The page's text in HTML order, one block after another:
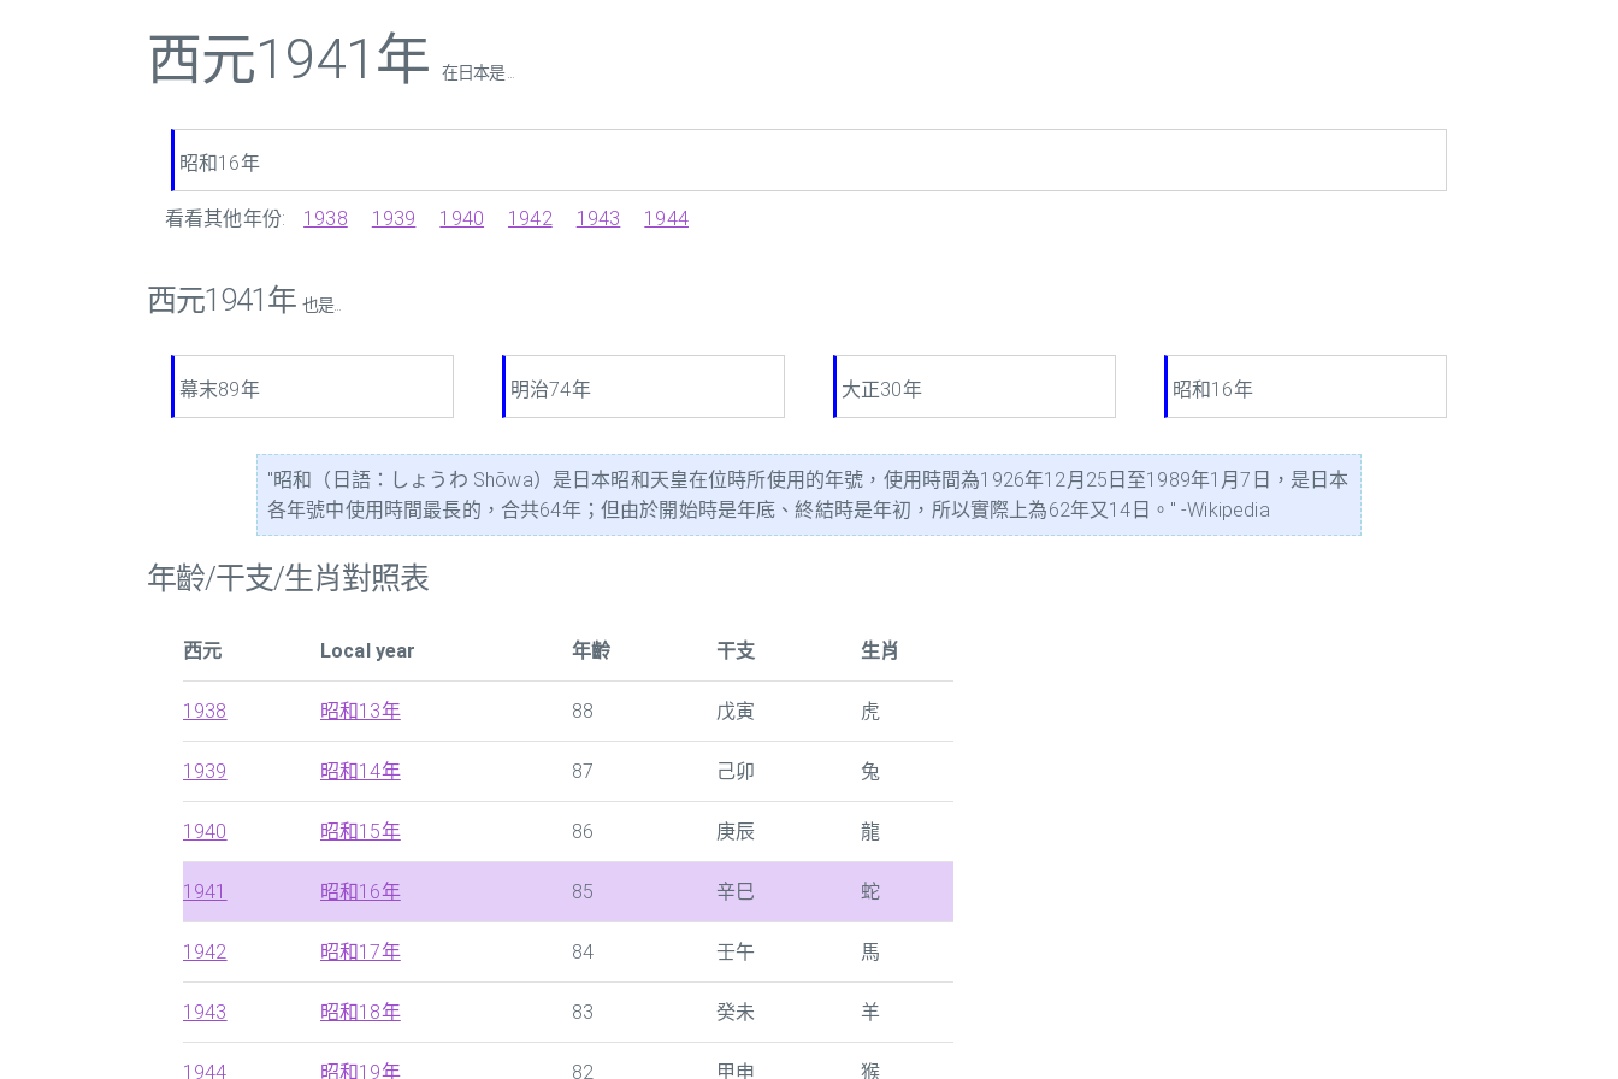
西元1941年 在日本是 ...
昭和16年
看看其他年份: 1938 1939 1940 1942 1943 1944
西元1941年 也是...
幕末89年 明治74年 大正30年 昭和16年
"昭和（日語：しょうわ Shōwa）是日本昭和天皇在位時所使用的年號，使用時間為1926年12月25日至1989年1月7日，是日本
各年號中使用時間最長的，合共64年；但由於開始時是年底、終結時是年初，所以實際上為62年又14日。" -Wikipedia
年齡/干支/生肖對照表
西元 Local year 年齡 干支 生肖
1938 昭和13年 88 戊寅 虎
1939 昭和14年 87 己卯 兔
1940 昭和15年 86 庚辰 龍
1941 昭和16年 85 辛巳 蛇
1942 昭和17年 84 壬午 馬
1943 昭和18年 83 癸未 羊
1944 昭和19年 82 甲申 猴